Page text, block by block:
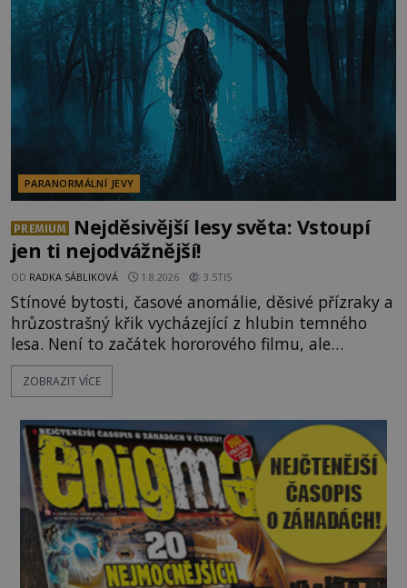
lokality vykazují nápadně podobná svědectví po
celé generace. A právě tato opakující se svědectví
PARANORMÁLNÍ JEVY
PREMIUM
Nejděsivější lesy světa: Vstoupí
jen ti nejodvážnější!
OD RADKA SÁBLIKOVÁ 1.8.2026 3.5TIS
Stínové bytosti, časové anomálie, děsivé přízraky a
hrůzostrašný křik vycházející z hlubin temného
lesa. Není to začátek hororového filmu, ale
události, které popisují návštěvníci lesů, které jsou
označovány jako nejděsivější na světě. Lidé bydlící
vyhýbají! Už jste o těchto lesích slyšeli? A odvážili
byste se je navštívit? [gallery ids="17
ZOBRAZIT VÍCE